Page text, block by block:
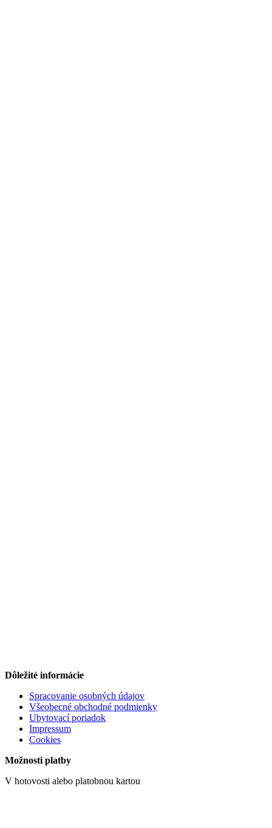
Dôležité informácie
Spracovanie osobných údajov
Všeobecné obchodné podmienky
Ubytovací poriadok
Impressum
Cookies
Možnosti platby
V hotovosti alebo platobnou kartou